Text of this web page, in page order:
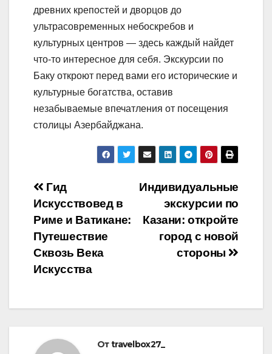
древних крепостей и дворцов до
ультрасовременных небоскребов и
культурных центров — здесь каждый найдет
что-то интересное для себя. Экскурсии по
Баку откроют перед вами его исторические и
культурные богатства, оставив
незабываемые впечатления от посещения
столицы Азербайджана.
Навигация
по
записям
Индивидуальные
экскурсии по
Казани: откройте
город с новой
стороны
Гид
Искусствовед в
Риме и Ватикане:
Путешествие
Сквозь Века
Искусства
Отtravelbox27_